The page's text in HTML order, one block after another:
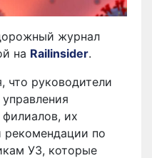
журнал
на Railinsider.
что руководители
их
рекомендации по
УЗ, которые